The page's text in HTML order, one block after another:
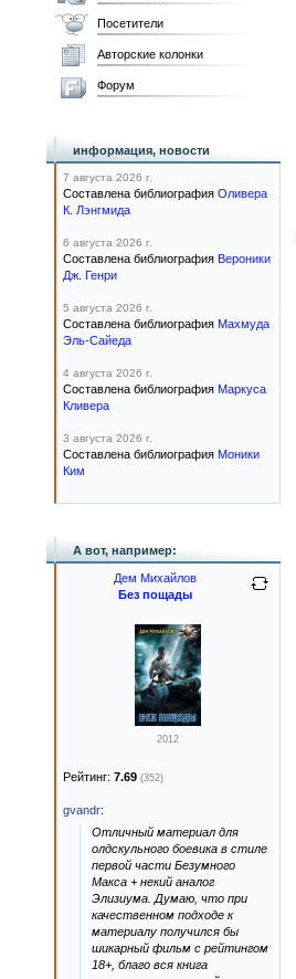
Посетители
Авторские колонки
Форум
информация, новости
7 августа 2026 г.
Составлена библиография Оливера
К. Лэнгмида
6 августа 2026 г.
Составлена библиография Вероники
Дж. Генри
5 августа 2026 г.
Составлена библиография Махмуда
Эль-Сайеда
4 августа 2026 г.
Составлена библиография Маркуса
Кливера
3 августа 2026 г.
Составлена библиография Моники
Ким
А вот, например:
Дем Михайлов
Без пощады
2012
Рейтинг: 7.69 (352)
gvandr:
Отличный материал для
олдскульного боевика в стиле
первой части Безумного
Макса + некий аналог
Элизиума. Думаю, что при
качественном подходе к
материалу получился бы
шикарный фильм с рейтингом
18+, благо вся книга